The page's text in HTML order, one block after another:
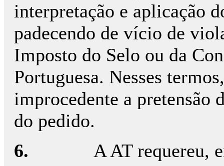
interpretação e aplicação
padecendo de vício de
Imposto do Selo ou da
Portuguesa. Nesses
improcedente a pretensão
do pedido.
6. A AT requereu,